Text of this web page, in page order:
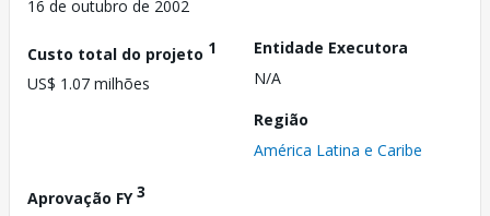
16 de outubro de 2002
Custo total do projeto 1
US$ 1.07 milhões
Entidade Executora
N/A
Região
América Latina e Caribe
Aprovação FY3